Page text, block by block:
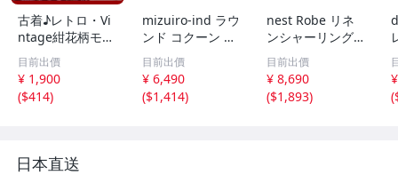
古着♪レトロ・Vi
ntage紺花柄モッ
ズワンピ♪70s60s
70年代60年代ヴ
ィンテージ日本製
Japan昭和ロマン
り
目前出價
¥ 1,900
($414)
mizuiro-ind ラウ
ンド コクーン ノ
ースリーブ ワン
ピース ネイビー
ミズイロインド 6
-0723M 286215
目前出價
¥ 6,490
($1,414)
nest Robe リネ
ンシャーリングネ
ックワンピース 0
1171-1101-1 製
品染め ワンピー
ス オフホワイト
目前出價
¥ 8,690
($1,893)
(
日本直送